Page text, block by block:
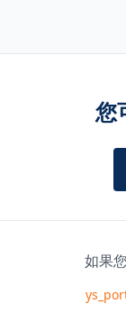
您
如果